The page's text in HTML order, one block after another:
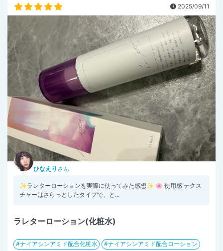
2025/09/11
ひなえり さん
✨ラレターローションを実際に使ってみた感想✨ 🌸 使用感 テクス
チャーはさらっとしたタイプで、と...
ラレターローション(化粧水)
ナイアシンアミド配合化粧水
ナイアシンアミド配合ローション